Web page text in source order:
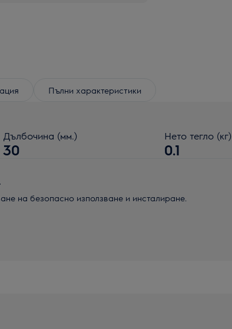
Пълни характеристики
Дълбочина (мм.)
30
Нето тегло (кг)
0.1
на безопасно използване и инсталиране.